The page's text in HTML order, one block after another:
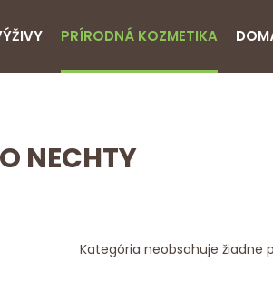
PRÍRODNÁ KOZMETIKA
NECHTY
Kategória neobsahuje žiadne